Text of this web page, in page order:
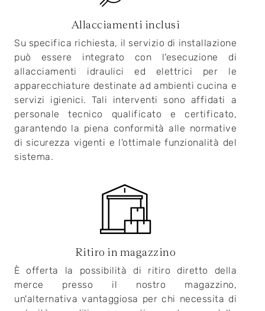
Allacciamenti inclusi
Su specifica richiesta, il servizio di installazione
può essere integrato con l'esecuzione di
allacciamenti idraulici ed elettrici per le
apparecchiature destinate ad ambienti cucina e
servizi igienici. Tali interventi sono affidati a
personale tecnico qualificato e certificato,
garantendo la piena conformità alle normative
di sicurezza vigenti e l'ottimale funzionalità del
sistema.
Ritiro in magazzino
È offerta la possibilità di ritiro diretto della
merce presso il nostro magazzino,
un'alternativa vantaggiosa per chi necessita di